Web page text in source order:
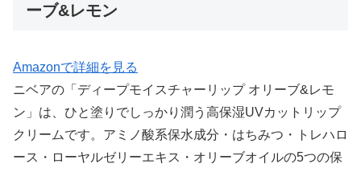
ーブ&レモン
Amazonで詳細を見る
ニベアの「ディープモイスチャーリップ オリーブ&レモ
ン」は、ひと塗りでしっかり潤う高保湿UVカットリップ
クリームです。アミノ酸系保水成分・はちみつ・トレハロ
ース・ローヤルゼリーエキス・オリーブオイルの5つの保